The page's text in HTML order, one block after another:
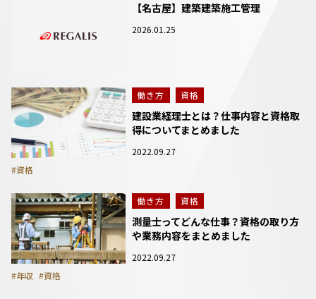
【名古屋】建築建築施工管理
2026.01.25
働き方 資格
建設業経理士とは？仕事内容と資格取
得についてまとめました
2022.09.27
#資格
働き方 資格
測量士ってどんな仕事？資格の取り方
や業務内容をまとめました
2022.09.27
#年収 #資格